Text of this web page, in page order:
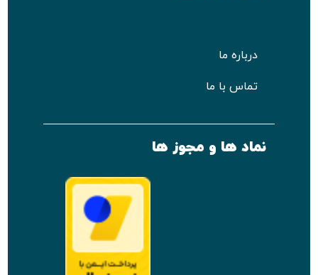
درباره ما
تماس با ما
نماد ها و مجوز ها